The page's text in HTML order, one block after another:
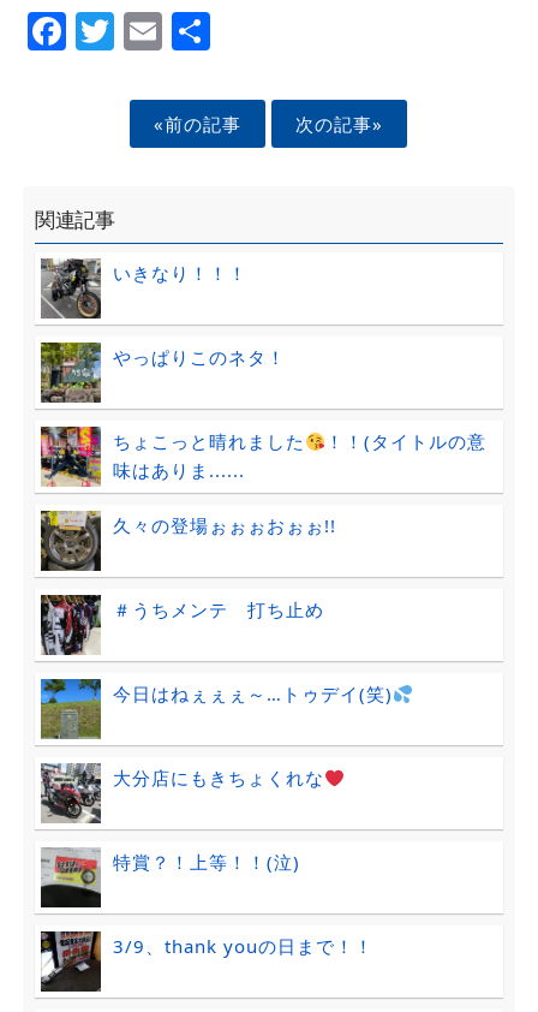
Facebook
Twitter
EmailShare
«前の記事 次の記事»
関連記事
いきなり！！！
やっぱりこのネタ！
ちょこっと晴れました
！！(タイトルの意
味はありま......
久々の登場ぉぉぉおぉぉ!!
＃うちメンテ 打ち止め
今日はねぇぇぇ～…トゥデイ(笑)
大分店にもきちょくれな
特賞？！上等！！(泣)
3/9、thank youの日まで！！